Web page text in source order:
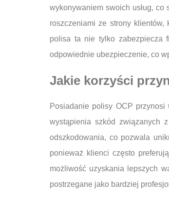
wykonywaniem swoich usług,
roszczeniami ze strony
polisa ta nie tylko zabezpiecza
odpowiednie ubezpieczenie, co
Jakie korzyści
Posiadanie polisy OCP
wystąpienia szkód związanych
odszkodowania, co pozwala
ponieważ klienci często
możliwość uzyskania lepszych
postrzegane jako bardziej